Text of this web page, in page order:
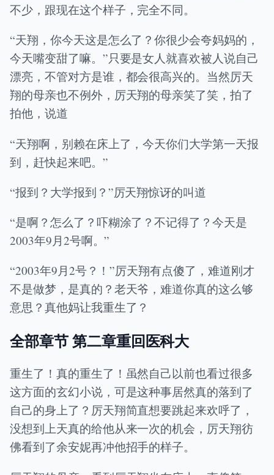
不少，跟现在这个样子，完全不同。
“天翔，你今天这是怎么了？你很少会夸妈妈的，
今天嘴变甜了嘛。”只要是女人就喜欢被人说自己
漂亮，不管对方是谁，都会很高兴的。当然厉天
翔的母亲也不例外，厉天翔的母亲笑了笑，拍了
拍他，说道
“天翔啊，别赖在床上了，今天你们大学第一天报
到，赶快起来吧。”
“报到？大学报到？”厉天翔惊讶的叫道
“是啊？怎么了？吓糊涂了？不记得了？今天是
2003年9月2号啊。”
“2003年9月2号？！”厉天翔有点傻了，难道刚才
不是做梦，是真的？老天爷，难道你真的这么够
意思？真他妈让我重生了？
全部章节 第二章重回医科大
重生了！真的重生了！虽然自己以前也看过很多
这方面的玄幻小说，可是这种事居然真的落到了
自己的身上了？厉天翔简直想要跳起来欢呼了，
没想到上天真的给他从来一次的机会，厉天翔彷
佛看到了余安妮再冲他招手的样子。